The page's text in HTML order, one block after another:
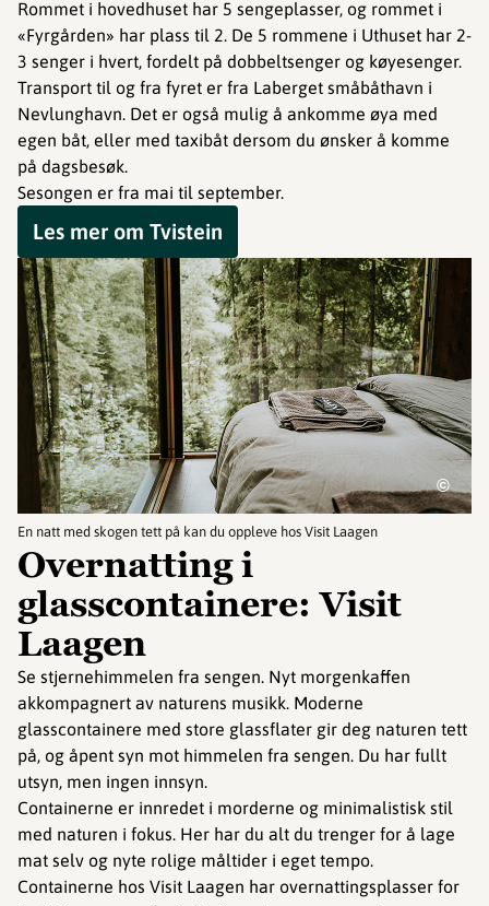
Rommet i hovedhuset har 5 sengeplasser, og rommet i
«Fyrgården» har plass til 2. De 5 rommene i Uthuset har 2-
3 senger i hvert, fordelt på dobbeltsenger og køyesenger.
Transport til og fra fyret er fra Laberget småbåthavn i
Nevlunghavn. Det er også mulig å ankomme øya med
egen båt, eller med taxibåt dersom du ønsker å komme
på dagsbesøk.
Sesongen er fra mai til september.
Les mer om Tvistein
©
En natt med skogen tett på kan du oppleve hos Visit Laagen
Overnatting i
glasscontainere: Visit
Laagen
Se stjernehimmelen fra sengen. Nyt morgenkaffen
akkompagnert av naturens musikk. Moderne
glasscontainere med store glassflater gir deg naturen tett
på, og åpent syn mot himmelen fra sengen. Du har fullt
utsyn, men ingen innsyn.
Containerne er innredet i morderne og minimalistisk stil
med naturen i fokus. Her har du alt du trenger for å lage
mat selv og nyte rolige måltider i eget tempo.
Containerne hos Visit Laagen har overnattingsplasser for